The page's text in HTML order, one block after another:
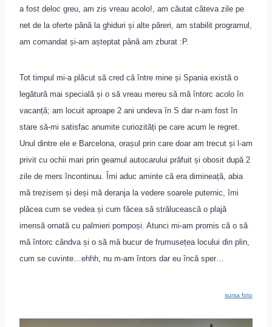
a fost deloc greu, am zis vreau acolo!, am căutat câteva zile pe
net de la oferte până la ghiduri și alte păreri, am stabilit programul,
am comandat și-am așteptat până am zburat :P.
Tot timpul mi-a plăcut să cred că între mine și Spania există o
legătură mai specială și o să vreau mereu să mă întorc acolo în
vacanță; am locuit aproape 2 ani undeva în S dar n-am fost în
stare să-mi satisfac anumite curiozități pe care acum le regret.
Unul dintre ele e Barcelona, orașul prin care doar am trecut și l-am
privit cu ochii mari prin geamul autocarului prăfuit și obosit după 2
zile de mers încontinuu. Îmi aduc aminte că era dimineață, abia
mă trezisem și deși mă deranja la vedere soarele puternic, îmi
plăcea cum se vedea și cum făcea să strălucească o plajă
imensă ornată cu palmieri pompoși. Atunci mi-am promis că o să
mă întorc cândva și o să mă bucur de frumusețea locului din plin,
cum se cuvinte…ehhh, nu m-am întors dar eu încă sper…
sursa foto